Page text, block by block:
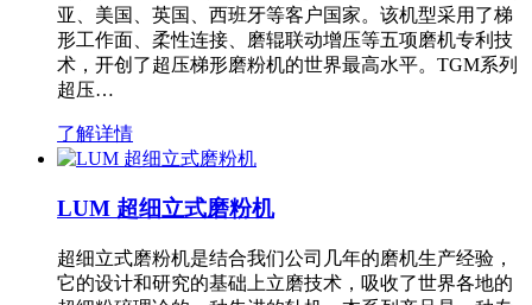
亚、美国、英国、西班牙等客户国家。该机型采用了梯
形工作面、柔性连接、磨辊联动增压等五项磨机专利技
术，开创了超压梯形磨粉机的世界最高水平。TGM系列
超压…
了解详情
LUM 超细立式磨粉机
超细立式磨粉机是结合我们公司几年的磨机生产经验，
它的设计和研究的基础上立磨技术，吸收了世界各地的